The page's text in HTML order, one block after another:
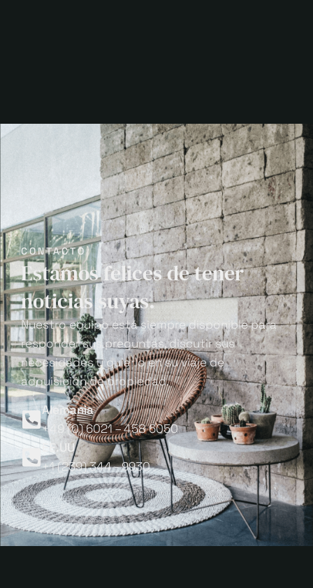
CONTACTO
Estamos felices de tener
noticias suyas.
Nuestro equipo está siempre disponible para
responder sus preguntas, discutir sus
necesidades y guiarlo en su viaje de
adquisición de propiedad.
Alemania
+49 (0) 6021 – 458 6050
EE.UU
+1 (239) 344 - 9930